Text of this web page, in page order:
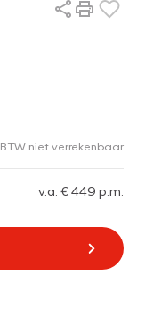
BTW niet verrekenbaar
v.a. € 449 p.m.